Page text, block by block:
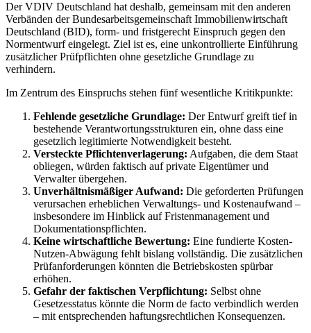
Der VDIV Deutschland hat deshalb, gemeinsam mit den anderen
Verbänden der Bundesarbeitsgemeinschaft Immobilienwirtschaft
Deutschland (BID), form- und fristgerecht Einspruch gegen den
Normentwurf eingelegt. Ziel ist es, eine unkontrollierte Einführung
zusätzlicher Prüfpflichten ohne gesetzliche Grundlage zu
verhindern.
Im Zentrum des Einspruchs stehen fünf wesentliche Kritikpunkte:
Fehlende gesetzliche Grundlage: Der Entwurf greift tief in
bestehende Verantwortungsstrukturen ein, ohne dass eine
gesetzlich legitimierte Notwendigkeit besteht.
Versteckte Pflichtenverlagerung: Aufgaben, die dem Staat
obliegen, würden faktisch auf private Eigentümer und
Verwalter übergehen.
Unverhältnismäßiger Aufwand: Die geforderten Prüfungen
verursachen erheblichen Verwaltungs- und Kostenaufwand –
insbesondere im Hinblick auf Fristenmanagement und
Dokumentationspflichten.
Keine wirtschaftliche Bewertung: Eine fundierte Kosten-
Nutzen-Abwägung fehlt bislang vollständig. Die zusätzlichen
Prüfanforderungen könnten die Betriebskosten spürbar
erhöhen.
Gefahr der faktischen Verpflichtung: Selbst ohne
Gesetzesstatus könnte die Norm de facto verbindlich werden
– mit entsprechenden haftungsrechtlichen Konsequenzen.